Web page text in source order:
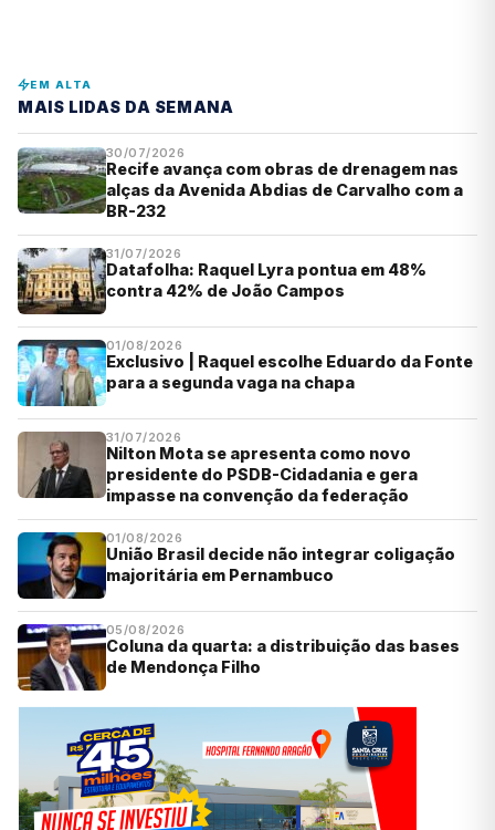
EM ALTA
MAIS LIDAS DA SEMANA
30/07/2026
Recife avança com obras de drenagem nas
alças da Avenida Abdias de Carvalho com a
BR-232
31/07/2026
Datafolha: Raquel Lyra pontua em 48%
contra 42% de João Campos
01/08/2026
Exclusivo | Raquel escolhe Eduardo da Fonte
para a segunda vaga na chapa
31/07/2026
Nilton Mota se apresenta como novo
presidente do PSDB-Cidadania e gera
impasse na convenção da federação
01/08/2026
União Brasil decide não integrar coligação
majoritária em Pernambuco
05/08/2026
Coluna da quarta: a distribuição das bases
de Mendonça Filho